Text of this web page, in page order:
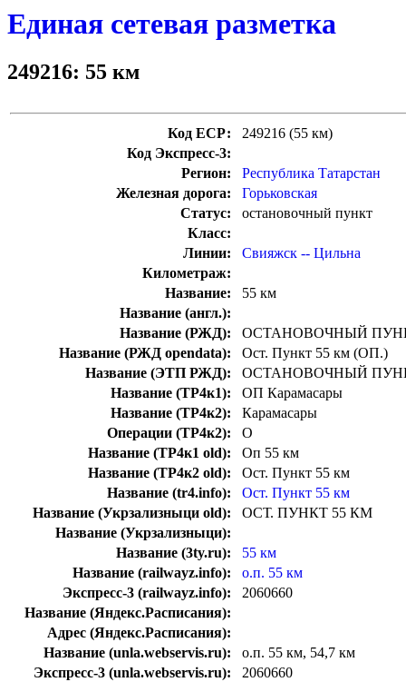
Единая сетевая разметка
249216: 55 км
Код ЕСР:
249216 (55 км)
Код Экспресс-3:
Регион:
Республика Татарстан
Железная дорога:
Горьковская
Статус:
остановочный пункт
Класс:
Линии:
Свияжск -- Цильна
Километраж:
Название:
55 км
Название (англ.):
Название (РЖД):
ОСТАНОВОЧНЫЙ
Название (РЖД opendata):
Ост. Пункт 55 км (ОП.)
Название (ЭТП РЖД):
ОСТАНОВОЧНЫЙ
Название (ТР4к1):
ОП Карамасары
Название (ТР4к2):
Карамасары
Операции (ТР4к2):
О
Название (ТР4к1 old):
Оп 55 км
Название (ТР4к2 old):
Ост. Пункт 55 км
Название (tr4.info):
Ост. Пункт 55 км
Название (Укрзализныци old):
ОСТ. ПУНКТ 55 КМ
Название (Укрзализныци):
Название (3ty.ru):
55 км
Название (railwayz.info):
о.п. 55 км
Экспресс-3 (railwayz.info):
2060660
Название (Яндекс.Расписания):
Адрес (Яндекс.Расписания):
Название (unla.webservis.ru):
о.п. 55 км, 54,7 км
Экспресс-3 (unla.webservis.ru):
2060660